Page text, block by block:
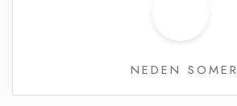
NEDEN SOMER